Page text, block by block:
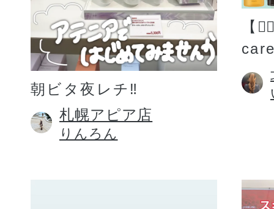
朝ビタ夜レチ‼️
札幌アピア店
りんろん
【